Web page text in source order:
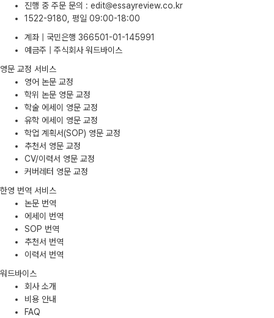
진행 중 주문 문의 : edit@essayreview.co.kr
1522-9180, 평일 09:00-18:00
계좌 | 국민은행 366501-01-145991
예금주 | 주식회사 워드바이스
영문 교정 서비스
영어 논문 교정
학위 논문 영문 교정
학술 에세이 영문 교정
유학 에세이 영문 교정
학업 계획서(SOP) 영문 교정
추천서 영문 교정
CV/이력서 영문 교정
커버레터 영문 교정
한영 번역 서비스
논문 번역
에세이 번역
SOP 번역
추천서 번역
이력서 번역
워드바이스
회사 소개
비용 안내
FAQ